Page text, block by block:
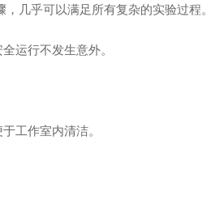
几乎可以满足所有复杂的实验过程。
运行不发生意外。
工作室内清洁。